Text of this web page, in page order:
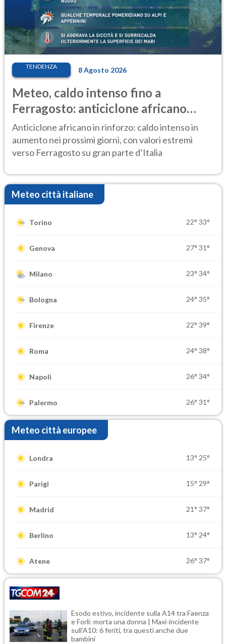
TENDENZA 8 Agosto 2026
Meteo, caldo intenso fino a
Ferragosto: anticiclone africano
ancora protagonista
Anticiclone africano in rinforzo: caldo intenso in
aumento nei prossimi giorni, con valori estremi
verso Ferragosto su gran parte d’Italia
Meteo città italiane
Torino 22° 33°
Genova 27° 31°
Milano 23° 34°
Bologna 24° 35°
Firenze 22° 39°
Roma 24° 38°
Napoli 26° 34°
Palermo 26° 31°
Meteo città europee
Londra 13° 25°
Parigi 15° 29°
Madrid 21° 37°
Berlino 13° 24°
Atene 26° 37°
Esodo estivo, incidente sulla A14 tra Faenza
e Forlì: morta una donna | Maxi-incidente
sull'A10: 6 feriti, tra questi anche due
bambini